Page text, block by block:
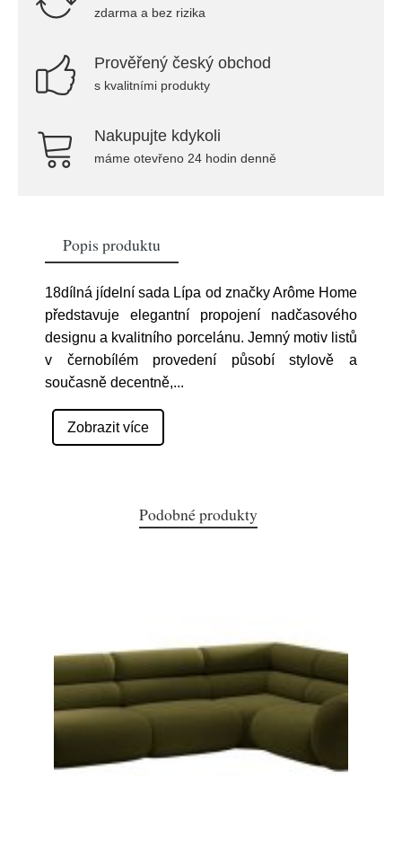
zdarma a bez rizika
Prověřený český obchod
s kvalitními produkty
Nakupujte kdykoli
máme otevřeno 24 hodin denně
Popis produktu
18dílná jídelní sada Lípa od značky Arôme Home
představuje elegantní propojení nadčasového
designu a kvalitního porcelánu. Jemný motiv listů
v černobílém provedení působí stylově a
současně decentně,...
Zobrazit více
Podobné produkty